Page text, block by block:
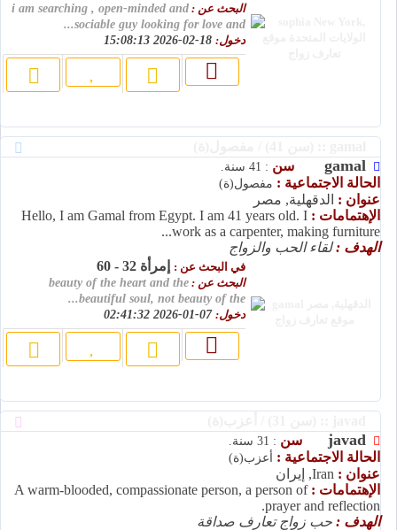
البحث عن : i am searching , open-minded and
sociable guy looking for love and...
دخول:
gamal سن : 41 سنة.
الحالة الاجتماعية : مفصول(ة)
عنوان : الدقهلية, مصر
الإهتمامات : Hello, I am Gamal from Egypt. I am 41 years old. I
work as a carpenter, making furniture...
الهدف :لقاء الحب والزواج
في البحث عن : إمرأة 32 - 60
البحث عن : beauty of the heart and the
beautiful soul, not beauty of the...
دخول: 07-01-2026 02:41:32
javad سن : 31 سنة.
الحالة الاجتماعية : أعزب(ة)
عنوان : Iran, إيران
الإهتمامات :A warm-blooded, compassionate person, a person of
prayer and reflection.
الهدف : حب زواج تعارف صداقة